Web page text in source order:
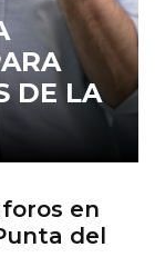
DE LA
en
del